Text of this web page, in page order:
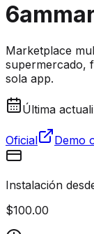
Marketplace
supermercado,
sola app.
Última
Oficial Demo
Instalación
$100.00